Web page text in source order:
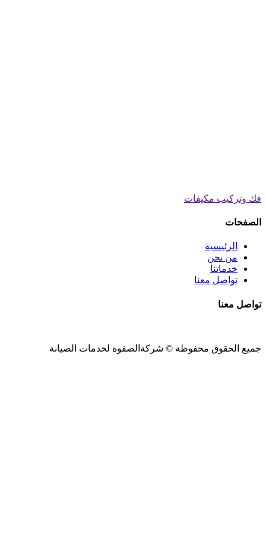
فك وتركيب مكيفات
الصفحات
الرئيسية
من نحن
خدماتنا
تواصل معنا
تواصل معنا
جميع الحقوق محفوظة © شركةالصفوة لخدمات الصيانة